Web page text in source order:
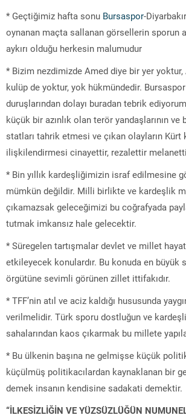
* Geçtiğimiz hafta sonu Bursaspor-
oynanan maçta sallanan görsellerin sporun
aykırı olduğu herkesin malumudur
* Bizim nezdimizde Amed diye bir yer
kulüp de yoktur, yok hükmündedir.
duruşlarından dolayı buradan tebrik
küçük bir azınlık olan terör yandaşlarının ve
statları tahrik etmesi ve çıkan olayların
ilişkilendirmesi cinayettir, rezalettir
* Bin yıllık kardeşliğimizin israf edilmesine
mümkün değildir. Milli birlikte ve kardeşlik
çıkamazsak geleceğimizi bu coğrafyada
tutmak imkansız hale gelecektir.
* Süregelen tartışmalar devlet ve millet
etkileyecek konulardır. Bu konuda en büyük
örgütüne sevimli görünen zillet ittifakıdır.
* TFF’nin atıl ve aciz kaldığı hususunda
verilmelidir. Türk sporu dostluğun ve
sahalarından kaos çıkarmak bu millete
* Bu ülkenin başına ne gelmişse küçük
küçülmüş politikacılardan kaynaklanan bir
demek insanın kendisine sadakati demektir.
“İLKESİZLİĞİN VE YÜZSÜZLÜĞÜN